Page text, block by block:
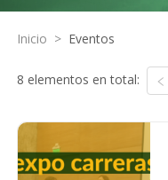
Inicio > Eventos
8 elementos en total: